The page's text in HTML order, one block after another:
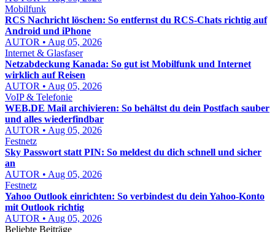
Mobilfunk
RCS Nachricht löschen: So entfernst du RCS-Chats richtig auf
Android und iPhone
AUTOR • Aug 05, 2026
Internet & Glasfaser
Netzabdeckung Kanada: So gut ist Mobilfunk und Internet
wirklich auf Reisen
AUTOR • Aug 05, 2026
VoIP & Telefonie
WEB.DE Mail archivieren: So behältst du dein Postfach sauber
und alles wiederfindbar
AUTOR • Aug 05, 2026
Festnetz
Sky Passwort statt PIN: So meldest du dich schnell und sicher
an
AUTOR • Aug 05, 2026
Festnetz
Yahoo Outlook einrichten: So verbindest du dein Yahoo-Konto
mit Outlook richtig
AUTOR • Aug 05, 2026
Beliebte Beiträge